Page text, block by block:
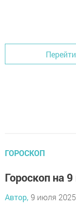
ГОРОСКОП
Гороскоп на
Автор, 9 июля